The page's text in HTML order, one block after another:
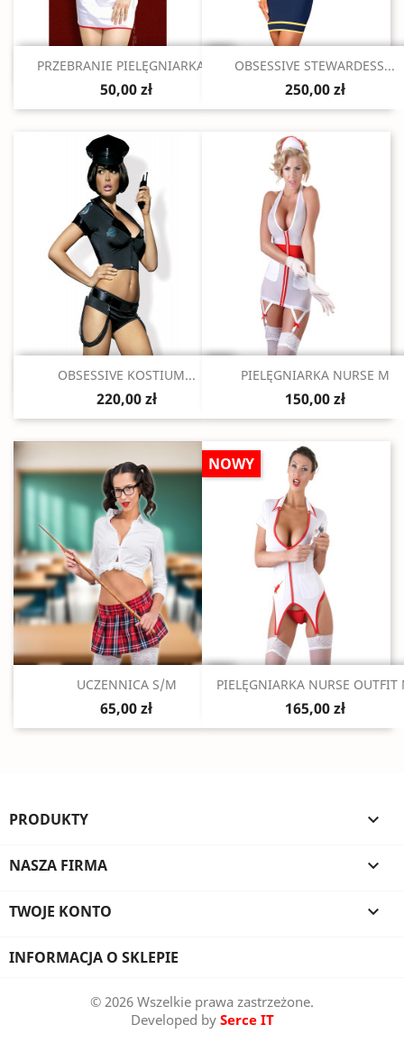
Szybki podgląd
PRZEBRANIE PIELĘGNIARKA...
50,00 zł
Szybki podgląd
OBSESSIVE STEWARDESS...
250,00 zł
Szybki podgląd
OBSESSIVE KOSTIUM...
220,00 zł
Szybki podgląd
PIELĘGNIARKA NURSE M
150,00 zł
Szybki podgląd
UCZENNICA S/M
65,00 zł
Szybki podgląd
PIELĘGNIARKA NURSE OUTFIT
165,00 zł
NOWY
PRODUKTY 
NASZA FIRMA 
TWOJE KONTO 
INFORMACJA O SKLEPIE
© 2026 Wszelkie prawa zastrzeżone.
Developed by Serce IT